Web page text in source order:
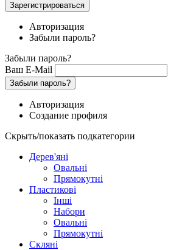
Зарегистрироваться
Авторизация
Забыли пароль?
Забыли пароль?
Ваш E-Mail
Забыли пароль?
Авторизация
Создание профиля
Скрыть/показать подкатегории
Дерев'яні
Овальні
Прямокутні
Пластикові
Інші
Набори
Овальні
Прямокутні
Скляні